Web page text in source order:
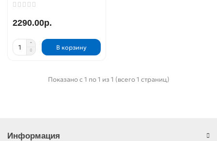
2290.00р.
В корзину
Показано с 1 по 1 из 1 (всего 1 страниц)
Информация